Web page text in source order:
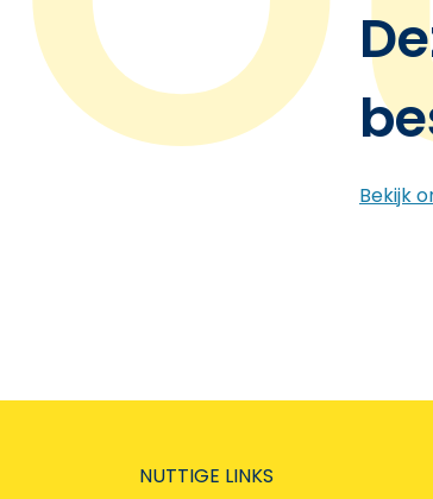
Bekijk
NUTTIGE LINKS